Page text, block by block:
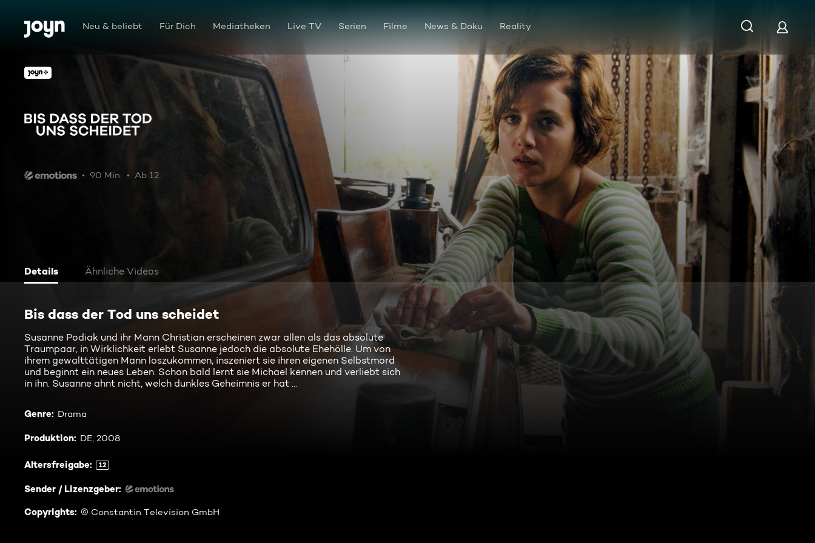
Zum Inhalt springen
Barrierefrei Neu & beliebt Für Dich Mediatheken Live TV Serien Filme News & Doku Reality
Bis dass der Tod uns scheidet
90 Min. Ab 12
Details Ähnliche Videos
Bis dass der Tod uns scheidet
Susanne Podiak und ihr Mann Christian erscheinen zwar allen als das absolute
Traumpaar, in Wirklichkeit erlebt Susanne jedoch die absolute Ehehölle. Um von
ihrem gewalttätigen Mann loszukommen, inszeniert sie ihren eigenen Selbstmord
und beginnt ein neues Leben. Schon bald lernt sie Michael kennen und verliebt sich
in ihn. Susanne ahnt nicht, welch dunkles Geheimnis er hat ...
Genre: Drama
Produktion: DE, 2008
Altersfreigabe: 12
Sender / Lizenzgeber:
Copyrights: © Constantin Television GmbH